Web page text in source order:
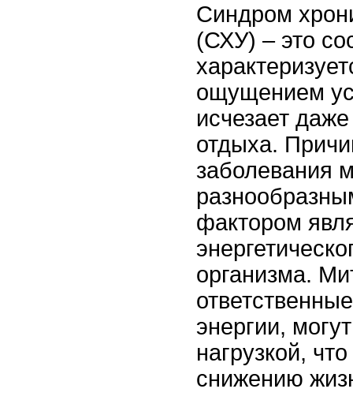
Синдром
(СХУ) – это
ощущением
исчезает
отдыха.
заболевания
фактором
организма.
энергии,
нагрузкой,
снижению